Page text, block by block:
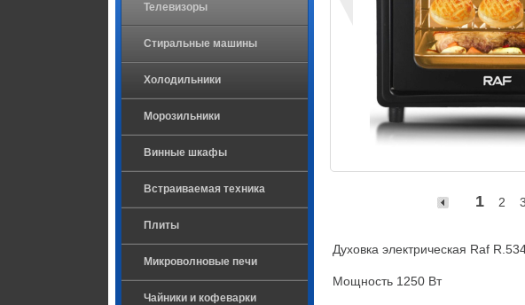
Телевизоры
Стиральные машины
Холодильники
Морозильники
Винные шкафы
Встраиваемая техника
Плиты
Микроволновые печи
Чайники и кофеварки
1 2 3
Духовка электрическая Raf
Мощность 1250 Вт